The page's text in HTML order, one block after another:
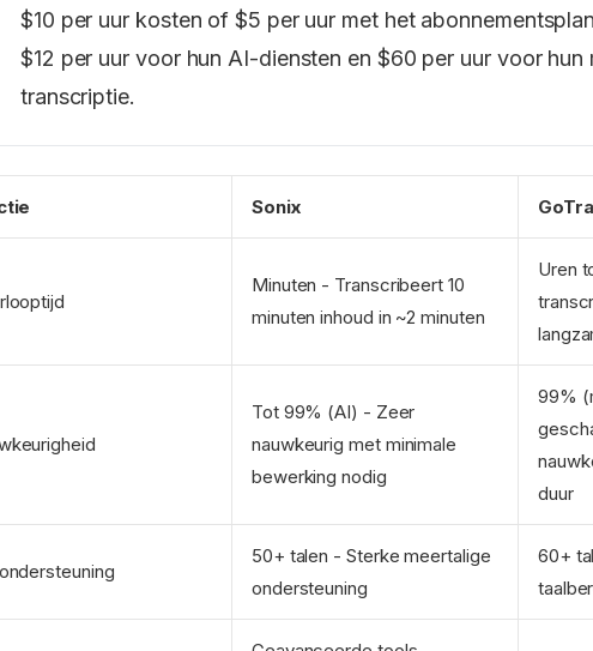
$10 per uur kosten of $5 per uur met het
$12 per uur voor hun AI-diensten en $60 per uur voor hun
transcriptie.
Sonix
Minuten - Transcribeert 10
minuten inhoud in ~2 minuten
Uren
Tot 99% (AI) - Zeer
nauwkeurig met minimale
bewerking nodig
99%
duur
50+ talen - Sterke meertalige
ondersteuning
60+